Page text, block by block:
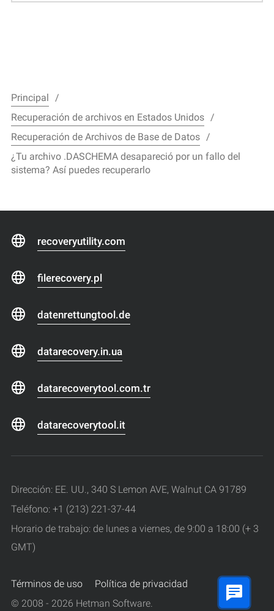
Principal
Recuperación de archivos en Estados Unidos
Recuperación de Archivos de Base de Datos
¿Tu archivo .DASCHEMA desapareció por un fallo del
sistema? Así puedes recuperarlo
recoveryutility.com
filerecovery.pl
datenrettungtool.de
datarecovery.in.ua
datarecoverytool.com.tr
datarecoverytool.it
Dirección: EE. UU., 340 S Lemon AVE, Walnut CA 91789
Teléfono: +1 (213) 221-37-44
Horario de trabajo: de lunes a viernes, de 9:00 a 18:00 (+ 3
GMT)
Términos de uso
Política de privacidad
© 2008 - 2026 Hetman Software.